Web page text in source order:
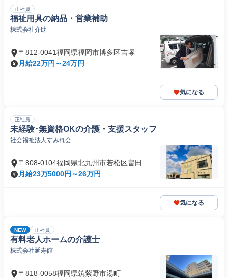
正社員
福祉用具の納品・営業補助
株式会社介助
〒812-0041福岡県福岡市博多区吉塚
月給22万円～24万円
気になる
正社員
未経験･無資格OKの介護・⽀援スタッフ
社会福祉法人すみれ会
〒808-0104福岡県北九州市若松区畠田
月給23万5000円～26万円
気になる
NEW 正社員
有料老人ホームの介護士
株式会社延寿館
〒818-0058福岡県筑紫野市湯町